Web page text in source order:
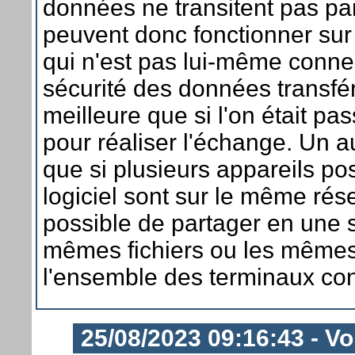
données ne transitent pas
peuvent donc fonctionner
qui n'est pas lui-même
sécurité des données
meilleure que si l'on était
pour réaliser l'échange. Un
que si plusieurs appareils
logiciel sont sur le même
possible de partager en une
mêmes fichiers ou les
l'ensemble des terminaux
25/08/2023 09:16:43 -